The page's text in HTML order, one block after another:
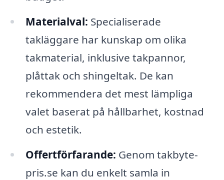
Materialval: Specialiserade
takläggare har kunskap om olika
takmaterial, inklusive takpannor,
plåttak och shingeltak. De kan
rekommendera det mest lämpliga
valet baserat på hållbarhet, kostnad
och estetik.
Offertförfarande: Genom takbyte-
pris.se kan du enkelt samla in